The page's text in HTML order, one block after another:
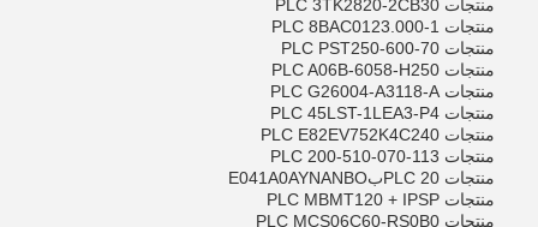
منتجات PLC 3TK2820-2CB30
منتجات PLC 8BAC0123.000-1
منتجات PLC PST250-600-70
منتجات PLC A06B-6058-H250
منتجات PLC G26004-A3118-A
منتجات PLC 45LST-1LEA3-P4
منتجات PLC E82EV752K4C240
منتجات PLC 200-510-070-113
منتجات PLC 20
بE041A0AYNANBO
منتجات PLC MBMT120 + IPSP
منتجات PLC MCS06C60-RS0B0